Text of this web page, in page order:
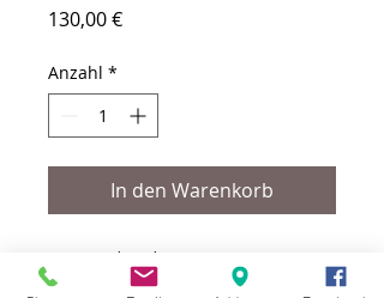
130,00 €Preis
Anzahl *
In den Warenkorb
I'm a product description. I'm a great
place to add more details about your